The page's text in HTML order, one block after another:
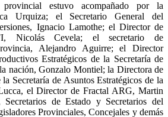
estuvo acompañado por la
Urquiza; el Secretario General del
Ignacio Lamothe; el Director de
Nicolás Cevela; el secretario de
Alejandro Aguirre; el Director
Estratégicos de la Secretaría de
nación, Gonzalo Montiel; la Directora de
Secretaría de Asuntos Estratégicos de la
el Director de Fractal ARG, Martin
de Estado y Secretarios del
Provinciales, Concejales y demás